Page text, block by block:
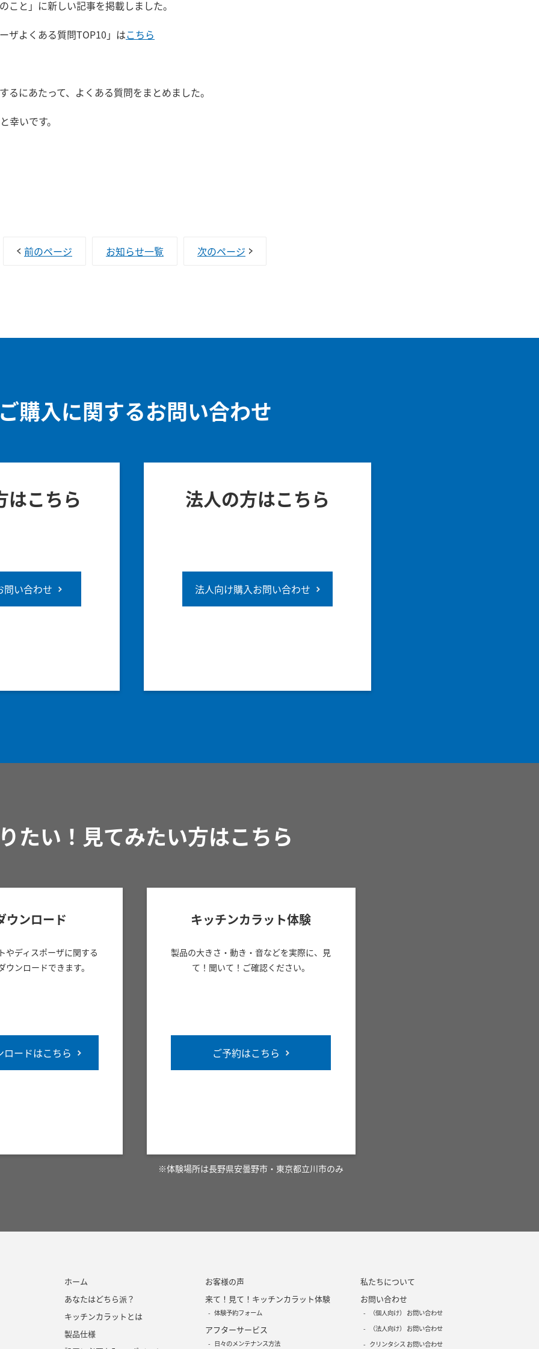
こと」に新しい記事を掲載しました。
ザよくある質問TOP10」はこちら
るにあたって、よくある質問をまとめました。
幸いです。
前のページ お知らせ一覧 次のページ
購入に関するお問い合わせ
はこちら
問い合わせ
法人の方はこちら
法人向け購入お問い合わせ
たい！見てみたい方はこちら
ウンロード
やディスポーザに関する
ウンロードできます。
ロードはこちら
キッチンカラット体験
製品の大きさ・動き・音などを実際に、見
て！聞いて！ご確認ください。
ご予約はこちら
※体験場所は長野県安曇野市・東京都立川市のみ
ホーム
あなたはどちら派？
キッチンカラットとは
製品仕様
お客様の声
来て！見て！キッチンカラット体験
体験予約フォーム
アフターサービス
日々のメンテナンス方法
私たちについて
お問い合わせ
（個人向け） お問い合わせ
（法人向け） お問い合わせ
クリンタシス お問い合わせ